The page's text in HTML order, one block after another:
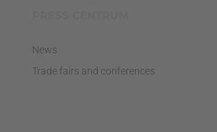
News
Trade fairs and conferences